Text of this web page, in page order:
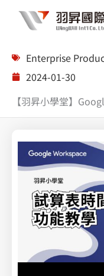
Enterprise
2024-01-30
【羽昇小學堂】